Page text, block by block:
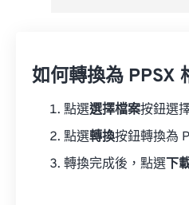
如何轉換為 PPSX
點選選擇檔案按鈕選
點選轉換按鈕轉換為
轉換完成後，點選 下